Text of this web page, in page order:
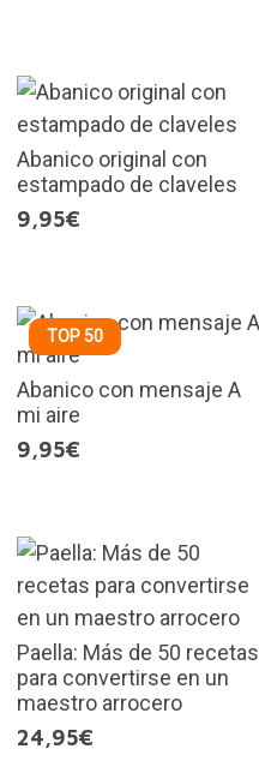
Abanico original con
estampado de claveles
9,95€
TOP 50
Abanico con mensaje A
mi aire
9,95€
Paella: Más de 50 recetas
para convertirse en un
maestro arrocero
24,95€